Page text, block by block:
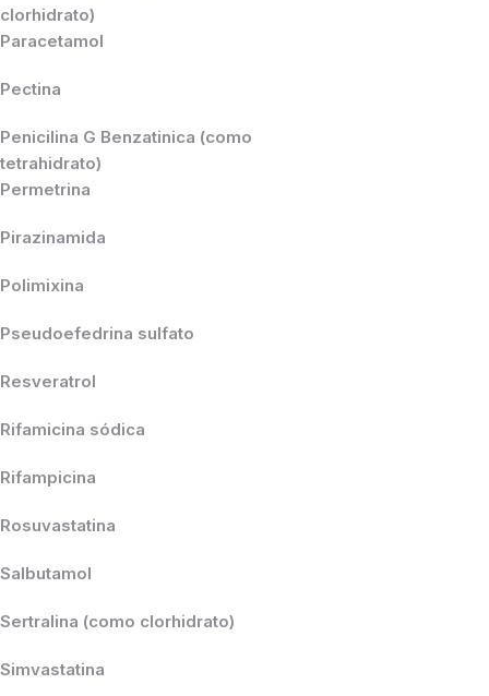
clorhidrato)
Paracetamol
Pectina
Penicilina G Benzatinica (como
tetrahidrato)
Permetrina
Pirazinamida
Polimixina
Pseudoefedrina sulfato
Resveratrol
Rifamicina sódica
Rifampicina
Rosuvastatina
Salbutamol
Sertralina (como clorhidrato)
Simvastatina